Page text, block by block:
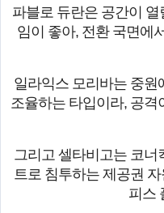
파블로 듀란은 공간이
임이 좋아, 전환 국면에
일라익스 모리바는 중원
조율하는 타입이라, 공격
그리고 셀타비고는 코너
트로 침투하는 제공권
피스